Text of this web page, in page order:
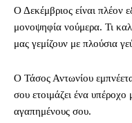
Ο Δεκέμβριος είναι πλέον
μονοψηφία νούμερα. Τι
μας γεμίζουν με πλούσια
Ο Τάσος Αντωνίου
σου ετοιμάζει ένα υπέροχο
αγαπημένους σου.